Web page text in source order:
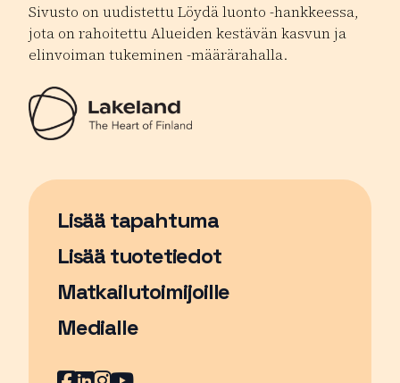
Sivusto on uudistettu Löydä luonto -hankkeessa,
jota on rahoitettu Alueiden kestävän kasvun ja
elinvoiman tukeminen -määrärahalla.
Lisää tapahtuma
Sivu avautuu uudessa ikkunassa
Lisää tuotetiedot
Matkailutoimijoille
Medialle